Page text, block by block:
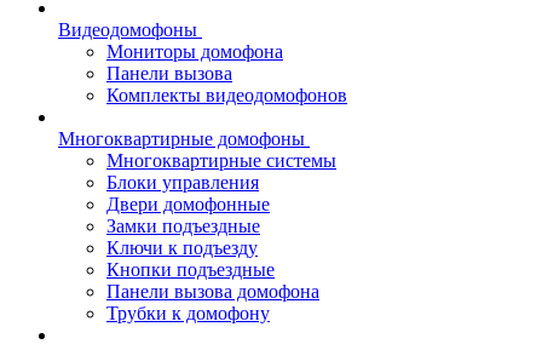
Видеодомофоны
Мониторы домофона
Панели вызова
Комплекты видеодомофонов
Многоквартирные домофоны
Многоквартирные системы
Блоки управления
Двери домофонные
Замки подъездные
Ключи к подъезду
Кнопки подъездные
Панели вызова домофона
Трубки к домофону